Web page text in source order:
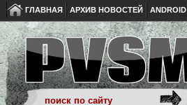
ГЛАВНАЯ АРХИВ НОВОСТЕЙ ANDROID